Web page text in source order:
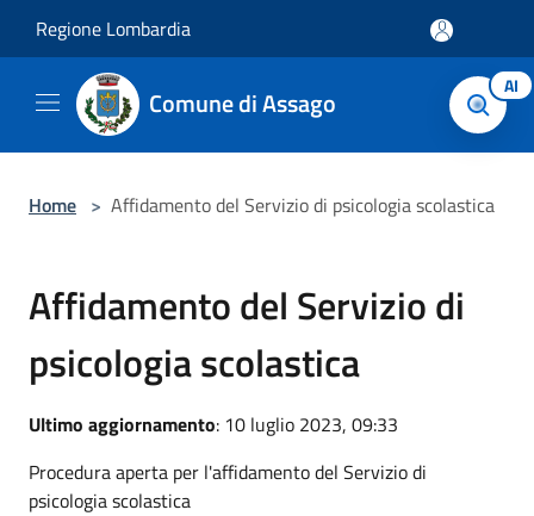
Regione Lombardia
Comune di Assago AI
Home > Affidamento del Servizio di psicologia scolastica
Affidamento del Servizio di
psicologia scolastica
Ultimo aggiornamento: 10 luglio 2023, 09:33
Procedura aperta per l'affidamento del Servizio di
psicologia scolastica